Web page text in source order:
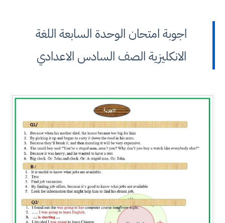
اجوبة امتحان الوحدة السابعة اللغة
الانكليزية الصف السادس الاعدادي